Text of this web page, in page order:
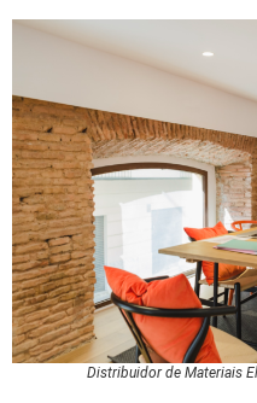
Distribuidor de Materiais